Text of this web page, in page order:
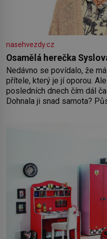
nasehvezdy.cz
Osamělá herečka
Nedávno se povídalo, že
přítele, který je jí oporou.
posledních dnech čím dál
Dohnala ji snad samota?